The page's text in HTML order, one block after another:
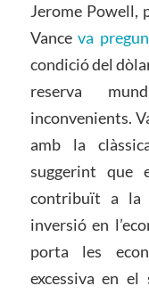
Jerome Powell,
Vanceva
condició del
reserva
inconvenients.
amb la
suggerint que
contribuït a la
inversió en
porta les
excessiva en